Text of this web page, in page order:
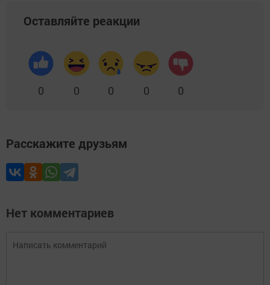
Оставляйте реакции
0 0 0 0 0
Расскажите друзьям
Нет комментариев